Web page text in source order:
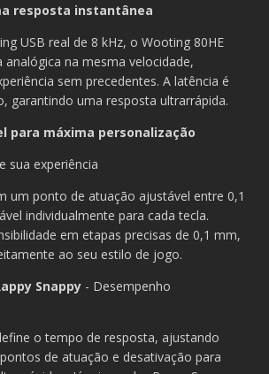
resposta instantânea
USB real de 8 kHz, o Wooting 80HE
analógica na mesma velocidade,
sem precedentes. A latência é
garantindo uma resposta ultrarrápida.
para máxima personalização
sua experiência
um ponto de atuação ajustável entre 0,1
individualmente para cada tecla.
em etapas precisas de 0,1 mm,
ao seu estilo de jogo.
Snappy - Desempenho
o tempo de resposta, ajustando
de atuação e desativação para